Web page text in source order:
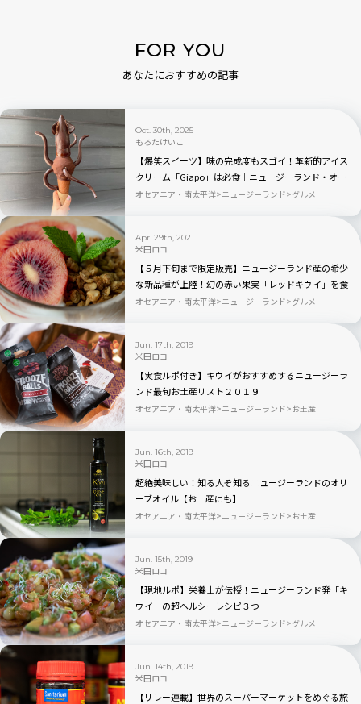
FOR YOU
あなたにおすすめの記事
Oct. 30th, 2025
もろたけいこ
【爆笑スイーツ】味の完成度もスゴイ！革新的アイス
クリーム「Giapo」は必食｜ニュージーランド・オー
クランド
オセアニア・南太平洋 ニュージーランド グルメ
Apr. 29th, 2021
米田ロコ
【５月下旬まで限定販売】ニュージーランド産の希少
な新品種が上陸！幻の赤い果実「レッドキウイ」を食
べてみた
オセアニア・南太平洋 ニュージーランド グルメ
Jun. 17th, 2019
米田ロコ
【実食ルポ付き】キウイがおすすめするニュージーラ
ンド最旬お土産リスト２０１９
オセアニア・南太平洋 ニュージーランド お土産
Jun. 16th, 2019
米田ロコ
超絶美味しい！知る人ぞ知るニュージーランドのオリ
ーブオイル【お土産にも】
オセアニア・南太平洋 ニュージーランド お土産
Jun. 15th, 2019
米田ロコ
【現地ルポ】栄養士が伝授！ニュージーランド発「キ
ウイ」の超ヘルシーレシピ３つ
オセアニア・南太平洋 ニュージーランド グルメ
Jun. 14th, 2019
米田ロコ
【リレー連載】世界のスーパーマーケットをめぐる旅